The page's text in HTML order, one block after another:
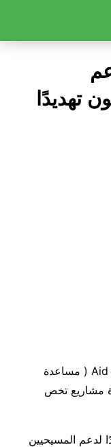
تهديدًا
دعمت مجموعة Aid to the church in need ( مساعدة
مشاريع تخص
جديدًا لدعم المسيحيين